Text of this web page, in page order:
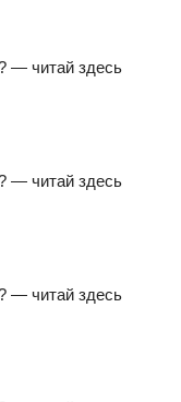
— читай здесь
— читай здесь
— читай здесь